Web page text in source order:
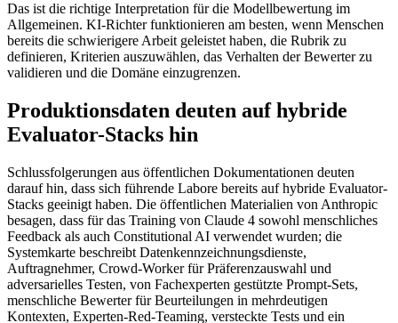
Das ist die richtige Interpretation für die Modellbewertung im
Allgemeinen. KI-Richter funktionieren am besten, wenn Menschen
bereits die schwierigere Arbeit geleistet haben, die Rubrik zu
definieren, Kriterien auszuwählen, das Verhalten der Bewerter zu
validieren und die Domäne einzugrenzen.
Produktionsdaten deuten auf hybride
Evaluator-Stacks hin
Schlussfolgerungen aus öffentlichen Dokumentationen deuten
darauf hin, dass sich führende Labore bereits auf hybride Evaluator-
Stacks geeinigt haben. Die öffentlichen Materialien von Anthropic
besagen, dass für das Training von Claude 4 sowohl menschliches
Feedback als auch Constitutional AI verwendet wurden; die
Systemkarte beschreibt Datenkennzeichnungsdienste,
Auftragnehmer, Crowd-Worker für Präferenzauswahl und
adversarielles Testen, von Fachexperten gestützte Prompt-Sets,
menschliche Bewerter für Beurteilungen in mehrdeutigen
Kontexten, Experten-Red-Teaming, versteckte Tests und ein